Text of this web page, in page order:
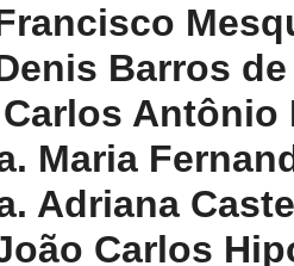
Barros
Maria
Adriana
Carlos